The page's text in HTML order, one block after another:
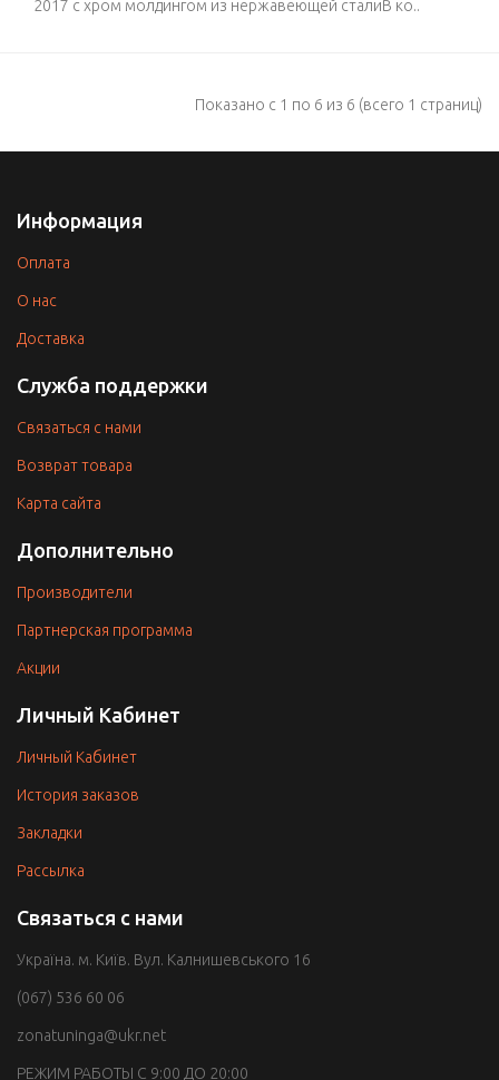
2017 с хром молдингом из нержавеющей сталиВ ко..
Показано с 1 по 6 из 6 (всего 1 страниц)
Информация
Оплата
O нас
Доставка
Служба поддержки
Связаться с нами
Возврат товара
Карта сайта
Дополнительно
Производители
Партнерская программа
Акции
Личный Кабинет
Личный Кабинет
История заказов
Закладки
Рассылка
Связаться с нами
Україна. м. Київ. Вул. Калнишевського 16
(067) 536 60 06
zonatuninga@ukr.net
РЕЖИМ РАБОТЫ С 9:00 ДО 20:00